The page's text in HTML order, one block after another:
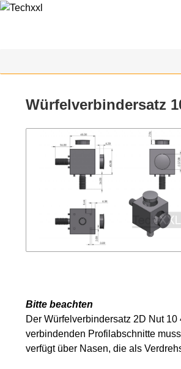
Würfelverbindersatz
Bitte beachten
Der Würfelverbindersatz 2D Nut
verbindenden Profilabschnitte
verfügt über Nasen, die als